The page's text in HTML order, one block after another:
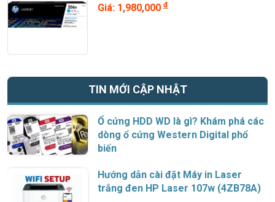
Giá: 1,980,000đ
TIN MỚI CẬP NHẬT
Ổ cứng HDD WD là gì? Khám phá các
dòng ổ cứng Western Digital phổ
biến
Hướng dẫn cài đặt Máy in Laser
trắng đen HP Laser 107w (4ZB78A)